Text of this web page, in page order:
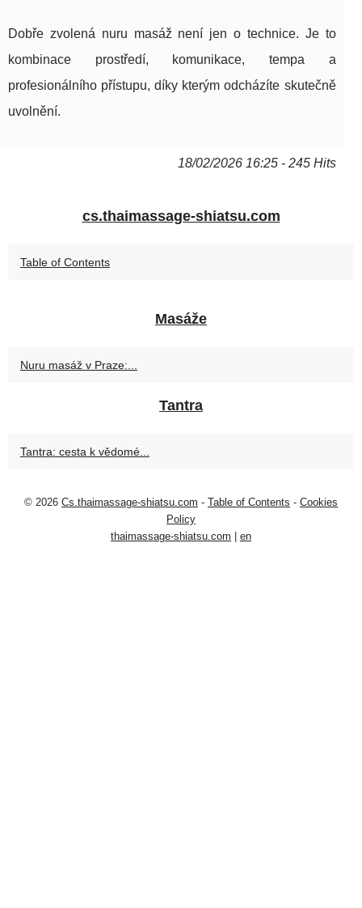
Dobře zvolená nuru masáž není jen o technice. Je to
kombinace prostředí, komunikace, tempa a
profesionálního přístupu, díky kterým odcházíte skutečně
uvolnění.
18/02/2026 16:25 - 245 Hits
cs.thaimassage-shiatsu.com
Table of Contents
Masáže
Nuru masáž v Praze:...
Tantra
Tantra: cesta k vědomé...
© 2026 Cs.thaimassage-shiatsu.com - Table of Contents - Cookies
Policy
thaimassage-shiatsu.com
en